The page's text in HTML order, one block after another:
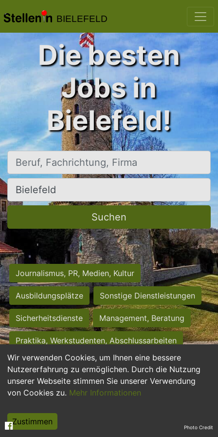
BIELEFELD
Wir verwenden Cookies, um Ihnen eine bessere
Nutzererfahrung zu ermöglichen. Durch die Nutzung
unserer Webseite stimmen Sie unserer Verwendung
von Cookies zu. Mehr Informationen
Zustimmen
Die besten
Jobs in
Bielefeld!
Beruf, Fachrichtung, Firma
Ort, Stadt
Suchen
Journalismus, PR, Medien, Kultur
Ausbildungsplätze Sonstige Dienstleistungen
Sicherheitsdienste Management, Beratung
Praktika, Werkstudenten, Abschlussarbeiten
Personalwesen Assistenz, Sekretariat
Hilfskräfte, Aushilfs- und Nebenjobs
Weiterbildung, Studium, duale Ausbildung Photo Credit